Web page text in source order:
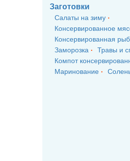
Заготовки
Салаты на зиму
Консервированное
Консервированная
Заморозка
Травы и
Компот
Маринование